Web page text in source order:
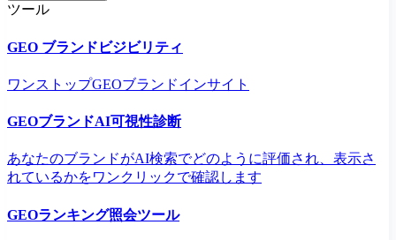
ツール
GEO ブランドビジビリティ
ワンストップGEOブランドインサイト
GEOブランドAI可視性診断
あなたのブランドがAI検索でどのように評価され、表示さ
れているかをワンクリックで確認します
GEOランキング照会ツール